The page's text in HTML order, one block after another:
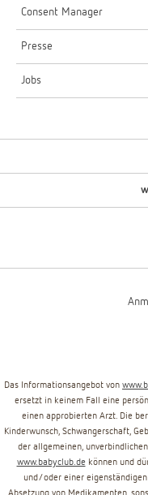
Consent Manager
Presse
Jobs
Das Informationsangebot von
ersetzt in keinem Fall eine
einen approbierten Arzt. Die
Kinderwunsch, Schwangerschaft,
der allgemeinen,
www.babyclub.de können und
und/oder einer eigenständigen